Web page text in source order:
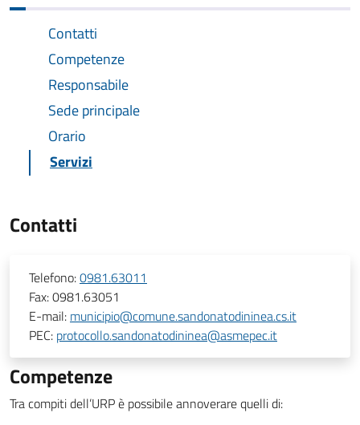
Contatti
Competenze
Responsabile
Sede principale
Orario
Servizi
Contatti
Telefono:0981.63011
Fax:0981.63051
E-mail: municipio@comune.sandonatodininea.cs.it
PEC: protocollo.sandonatodininea@asmepec.it
Competenze
Tra compiti dell’URP è possibile annoverare quelli di: